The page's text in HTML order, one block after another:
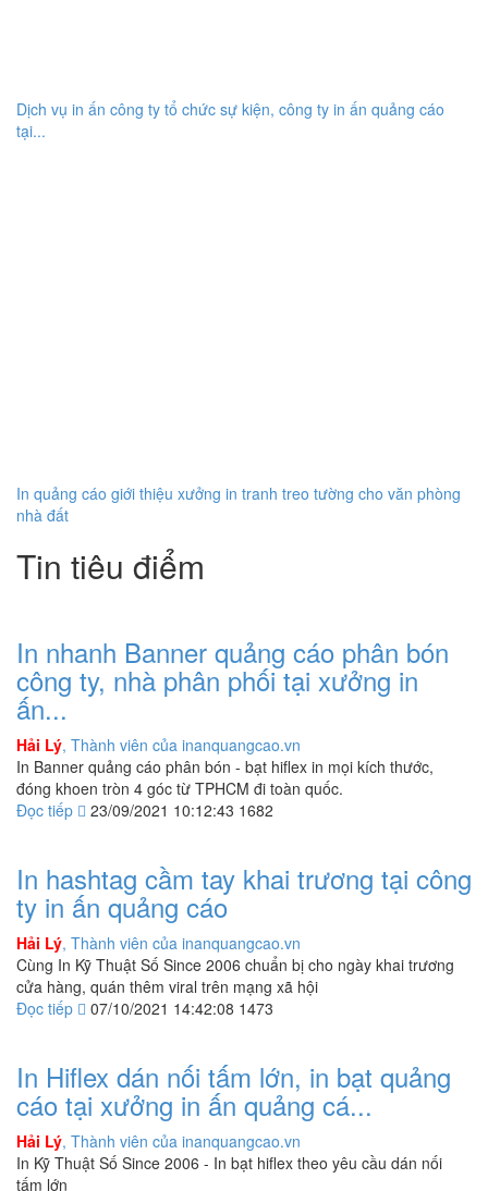
Dịch vụ in ấn công ty tổ chức sự kiện, công ty in ấn quảng cáo
tại...
In quảng cáo giới thiệu xưởng in tranh treo tường cho văn phòng
nhà đất
Tin tiêu điểm
In nhanh Banner quảng cáo phân bón
công ty, nhà phân phối tại xưởng in
ấn...
Hải Lý, Thành viên của inanquangcao.vn
In Banner quảng cáo phân bón - bạt hiflex in mọi kích thước,
đóng khoen tròn 4 góc từ TPHCM đi toàn quốc.
Đọc tiếp
23/09/2021 10:12:43 1682
In hashtag cầm tay khai trương tại công
ty in ấn quảng cáo
Hải Lý, Thành viên của inanquangcao.vn
Cùng In Kỹ Thuật Số Since 2006 chuẩn bị cho ngày khai trương
cửa hàng, quán thêm viral trên mạng xã hội
Đọc tiếp
07/10/2021 14:42:08 1473
In Hiflex dán nối tấm lớn, in bạt quảng
cáo tại xưởng in ấn quảng cá...
Hải Lý, Thành viên của inanquangcao.vn
In Kỹ Thuật Số Since 2006 - In bạt hiflex theo yêu cầu dán nối
tấm lớn